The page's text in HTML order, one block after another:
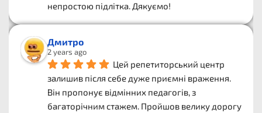
непростою підлітка. Дякуємо!
Дмитро
2 years ago
Цей репетиторський центр
залишив після себе дуже приємні враження.
Він пропонує відмінних педагогів, з
багаторічним стажем. Пройшов велику дорогу